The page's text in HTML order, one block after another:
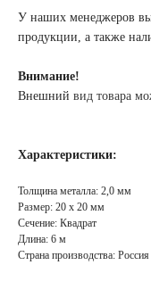
У наших менеджеров вы
продукции, а также
Внимание!
Внешний вид товара
Характеристики:
Толщина металла: 2,0 мм
Размер: 20 х 20 мм
Сечение: Квадрат
Длина: 6 м
Страна производства: Россия